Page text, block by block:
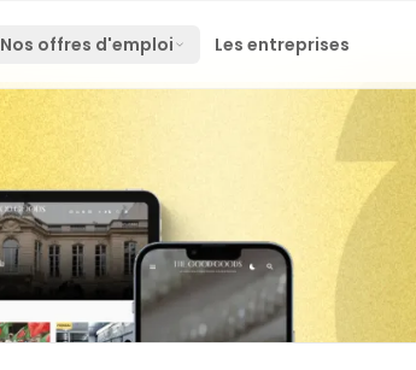
Nos offres d'emploi Les entreprises